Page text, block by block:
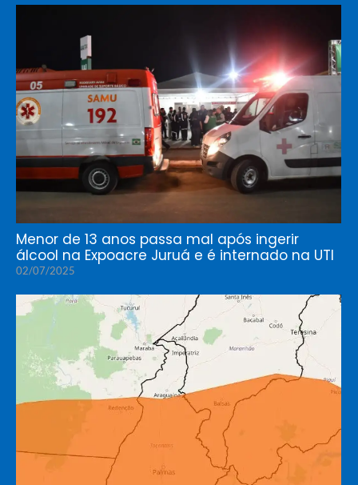
Menor de 13 anos passa mal após ingerir
álcool na Expoacre Juruá e é internado na UTI
02/07/2025